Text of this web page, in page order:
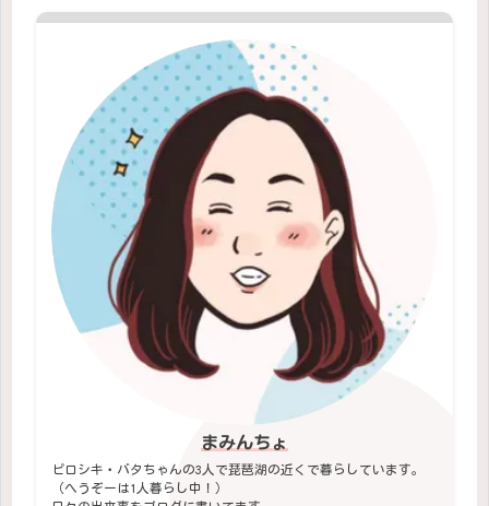
まみんちょ
ピロシキ・バタちゃんの3人で琵琶湖の近くで暮らしています。
（へうぞーは1人暮らし中！）